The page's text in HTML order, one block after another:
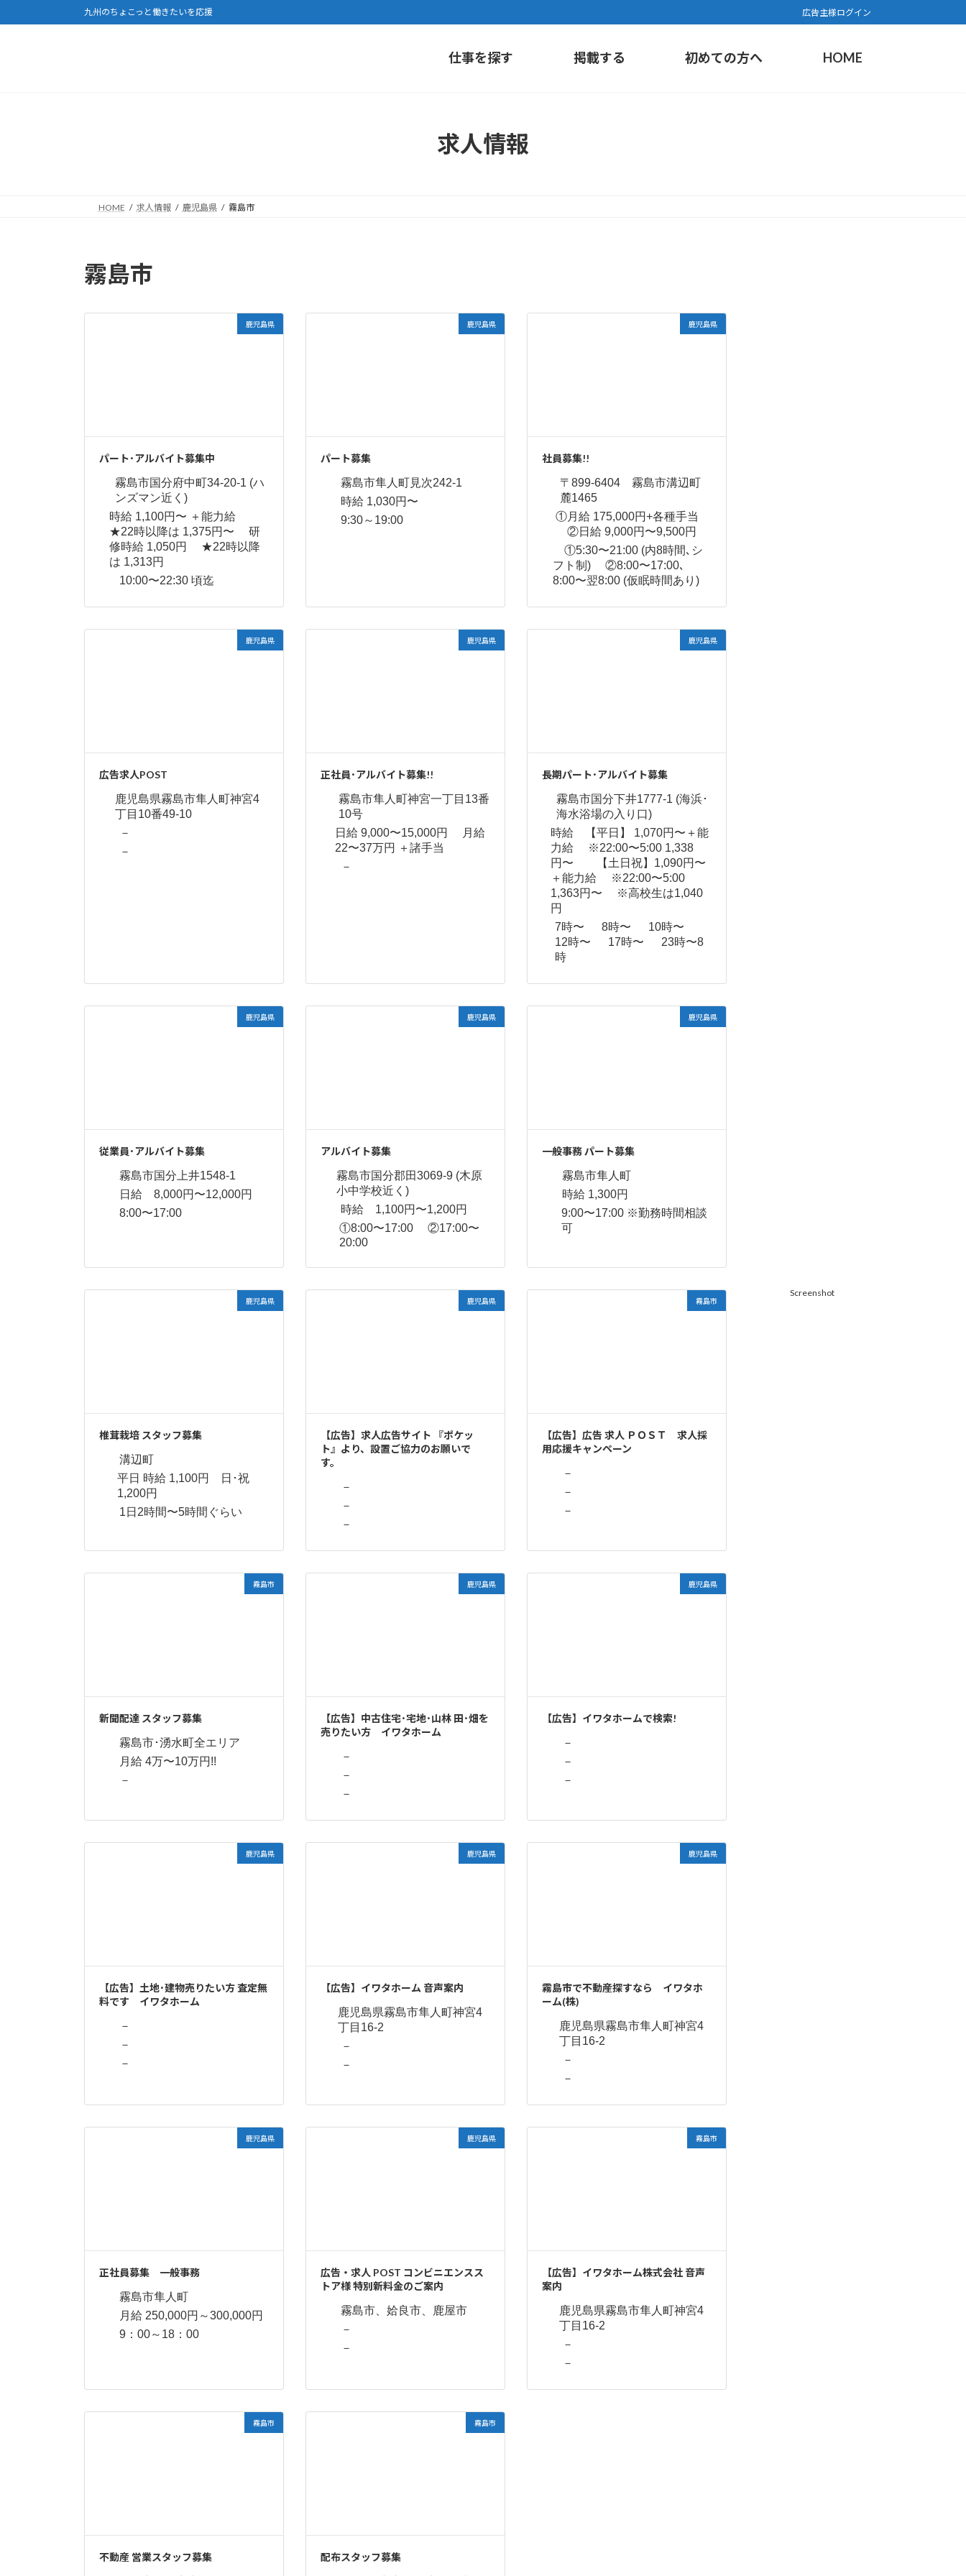
ン
ビ
九州のちょこっと働きたいを応援 広告主様ログイン
仕事を探す 掲載する 初めての方へ HOME
求人情報
HOME 求人情報 鹿児島県 霧島市
霧島市
鹿児島県
パート･アルバイト募集中
霧島市国分府中町34-20-1 (ハ
ンズマン近く)
時給 1,100円〜 ＋能力給
★22時以降は 1,375円〜 研
修時給 1,050円 ★22時以降
は 1,313円
10:00〜22:30 頃迄
鹿児島県
パート募集
霧島市隼人町見次242-1
時給 1,030円〜
9:30～19:00
鹿児島県
社員募集!!
〒899-6404 霧島市溝辺町
麓1465
①月給 175,000円+各種手当
②日給 9,000円〜9,500円
①5:30〜21:00 (内8時間､シ
フト制) ②8:00〜17:00､
8:00〜翌8:00 (仮眠時間あり)
鹿児島県
広告求人POST
鹿児島県霧島市隼人町神宮4
丁目10番49-10
－
－
鹿児島県
正社員･アルバイト募集!!
霧島市隼人町神宮一丁目13番
10号
日給 9,000〜15,000円 月給
22〜37万円 ＋諸手当
－
鹿児島県
長期パート･アルバイト募集
霧島市国分下井1777-1 (海浜･
海水浴場の入り口)
時給 【平日】 1,070円〜＋能
力給 ※22:00〜5:00 1,338
円〜 【土日祝】1,090円〜
＋能力給 ※22:00〜5:00
1,363円〜 ※高校生は1,040
円
7時〜 8時〜 10時〜
12時〜 17時〜 23時〜8
時
鹿児島県
従業員･アルバイト募集
霧島市国分上井1548-1
日給 8,000円〜12,000円
8:00〜17:00
鹿児島県
アルバイト募集
霧島市国分郡田3069-9 (木原
小中学校近く)
時給 1,100円〜1,200円
①8:00〜17:00 ②17:00〜
20:00
鹿児島県
一般事務 パート募集
霧島市隼人町
時給 1,300円
9:00〜17:00 ※勤務時間相談
可
鹿児島県
椎茸栽培 スタッフ募集
溝辺町
平日 時給 1,100円 日･祝
1,200円
1日2時間〜5時間ぐらい
鹿児島県
【広告】求人広告サイト 『ポケッ
ト』より、設置ご協力のお願いで
す。
－
－
－
霧島市
【広告】広告 求人 ＰＯＳＴ 求人採
用応援キャンペーン
－
－
－
霧島市
新聞配達 スタッフ募集
霧島市･湧水町全エリア
月給 4万〜10万円!!
－
鹿児島県
【広告】中古住宅･宅地･山林 田･畑を
売りたい方 イワタホーム
－
－
－
鹿児島県
【広告】イワタホームで検索!
－
－
－
鹿児島県
【広告】土地･建物売りたい方 査定無
料です イワタホーム
－
－
－
鹿児島県
【広告】イワタホーム 音声案内
鹿児島県霧島市隼人町神宮4
丁目16-2
－
－
鹿児島県
霧島市で不動産探すなら イワタホ
ーム(株)
鹿児島県霧島市隼人町神宮4
丁目16-2
－
－
鹿児島県
正社員募集 一般事務
霧島市隼人町
月給 250,000円～300,000円
9：00～18：00
鹿児島県
広告・求人 POST コンビニエンスス
トア様 特別新料金のご案内
霧島市、姶良市、鹿屋市
－
－
霧島市
【広告】イワタホーム株式会社 音声
案内
鹿児島県霧島市隼人町神宮4
丁目16-2
－
－
霧島市
不動産 営業スタッフ募集
霧島市
配布スタッフ募集
Screenshot